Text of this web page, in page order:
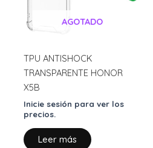
AGOTADO
TPU ANTISHOCK
TRANSPARENTE HONOR
X5B
Inicie sesión para ver los
precios.
Leer más